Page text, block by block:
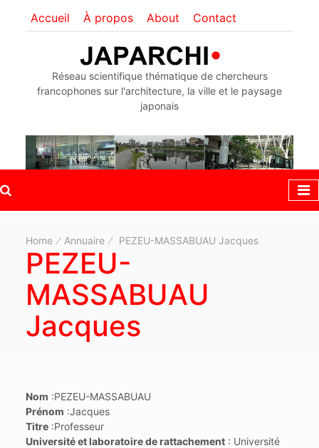
Accueil À propos About Contact
Réseau scientifique thématique de chercheurs
francophones sur l'architecture, la ville et le paysage
japonais
Home Annuaire PEZEU-MASSABUAU Jacques
PEZEU-
MASSABUAU
Jacques
Nom :PEZEU-MASSABUAU
Prénom :Jacques
Titre:Professeur
Université et laboratoire de rattachement: Université